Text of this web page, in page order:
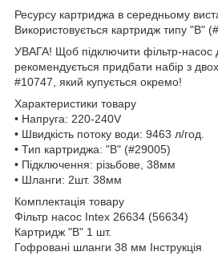
Ресурсу картриджа в середньому
Використовується картридж типу "B"
УВАГА! Щоб підключити фільтр-насос
рекомендується придбати набір з
#10747, який купується окремо!
Характеристики товару
• Напруга: 220-240V
• Швидкість потоку води: 9463 л/год.
• Тип картриджа: "B" (#29005)
• Підключення: різьбове, 38мм
• Шланги: 2шт. 38мм
Комплектація товару
Фільтр насос Intex 26634 (56634)
Картридж "В" 1 шт.
Гофровані шланги 38 мм Інструкція